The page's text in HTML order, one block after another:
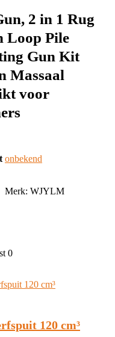
2 in 1 Rug
Loop Pile
Gun Kit
Massaal
voor
‎onbekend
Merk: WJYLM
0
120 cm³